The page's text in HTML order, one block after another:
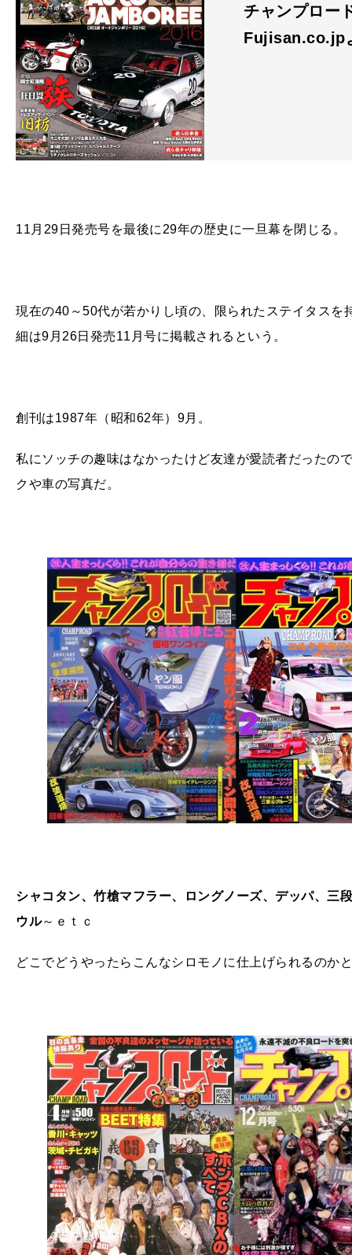
チャンプロー
Fujisan.co.jp
11月29日発売号を最後に29年の歴史に一旦幕を閉じる。
現在の40～50代が若かりし頃の、限られたステイタス
細は9月26日発売11月号に掲載されるという。
創刊は1987年（昭和62年）9月。
私にソッチの趣味はなかったけど友達が愛読者だったの
クや車の写真だ。
シャコタン、竹槍マフラー、ロングノーズ、デッパ、三
ウル～ｅｔｃ
どこでどうやったらこんなシロモノに仕上げられるのか